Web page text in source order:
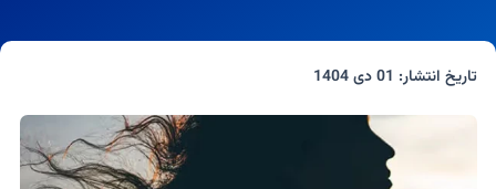
تاریخ انتشار: 01 دی 1404